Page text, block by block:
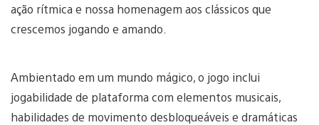
ação rítmica e nossa homenagem aos clássicos que
crescemos jogando e amando.
Ambientado em um mundo mágico, o jogo inclui
jogabilidade de plataforma com elementos musicais,
habilidades de movimento desbloqueáveis e dramáticas